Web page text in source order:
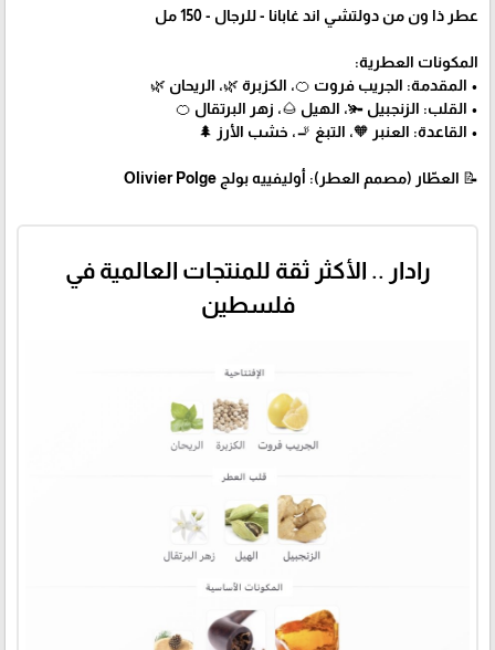
عطر ذا ون من دولتشي اند غابانا - للرجال - 150 مل
المكونات العطرية:
• المقدمة: الجريب فروت 🍊، الكزبرة 🌿، الريحان 🌿
• القلب: الزنجبيل 🫚، الهيل 🌰، زهر البرتقال 🍊
• القاعدة: العنبر 🧡، التبغ 🚬، خشب الأرز 🌲
📝 العطّار (مصمم العطر): أوليفييه بولج Olivier Polge
رادار .. الأكثر ثقة للمنتجات العالمية في
فلسطين